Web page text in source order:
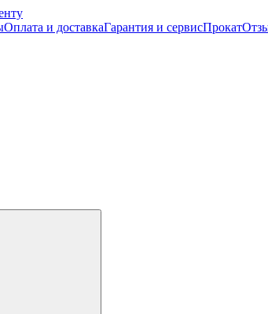
Оплата и доставкаГарантия и сервисПрокат